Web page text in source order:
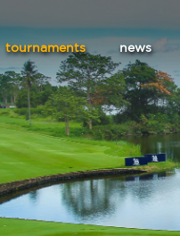
tournaments news